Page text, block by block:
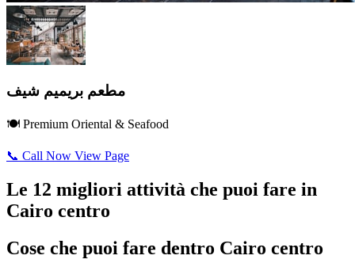
مطعم بريميم شيف
🍽️ Premium Oriental & Seafood
📞 Call Now View Page
Le 12 migliori attività che puoi fare in
Cairo centro
Cose che puoi fare dentro Cairo centro